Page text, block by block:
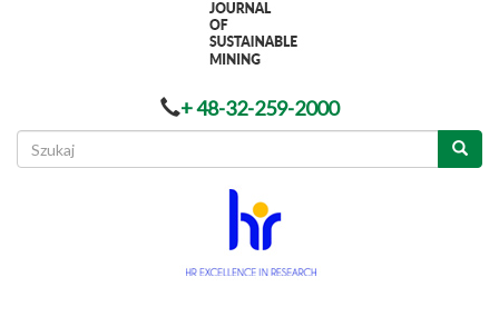
+ 48-32-259-2000
Formularz